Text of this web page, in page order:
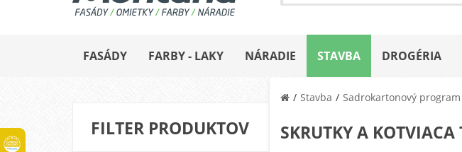
FASÁDY FARBY - LAKY NÁRADIE STAVBA DROGÉRIA
FILTER PRODUKTOV
Stavba Sadrokartonový program
SKRUTKY A